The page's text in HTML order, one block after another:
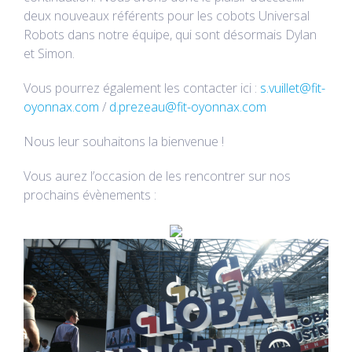
deux nouveaux référents pour les cobots Universal
Robots dans notre équipe, qui sont désormais Dylan
et Simon.
Vous pourrez également les contacter ici : s.vuillet@fit-
oyonnax.com / d.prezeau@fit-oyonnax.com
Nous leur souhaitons la bienvenue !
Vous aurez l’occasion de les rencontrer sur nos
prochains évènements :